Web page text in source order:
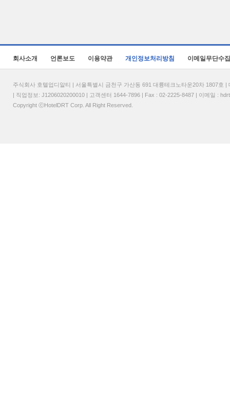
회사소개 언론보도 이용약관 개인정보처리방침 이메일무단수
주식회사 호텔업디알티 | 서울특별시 금천구 가산동 691 대륭테크노타운20차 1807
| 직업정보: J1206020200010 | 고객센터 1644-7896 | Fax : 02-2225-8487 | 이메일 :
Copyright ⓒHotelDRT Corp. All Right Reserved.